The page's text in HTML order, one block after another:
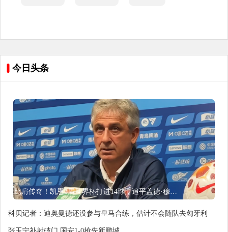
今日头条
比肩传奇！凯恩3届世界杯打进14球，追平盖德·穆勒并排前史第5
科贝记者：迪奥曼德还没参与皇马合练，估计不会随队去匈牙利